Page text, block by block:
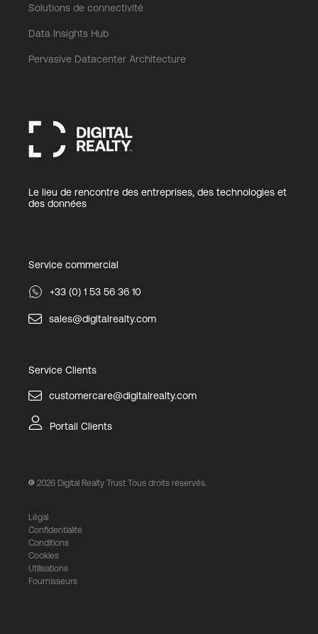
Solutions de connectivité
Data Insights Hub
Pervasive Datacenter Architecture
Le lieu de rencontre des entreprises, des technologies et
des données
Service commercial
+33 (0) 1 53 56 36 10
sales@digitalrealty.com
Service Clients
customercare@digitalrealty.com
Portail Clients
2026 Digital Realty Trust Tous droits réservés.
Légal
Confidentialité
Conditions
Cookies
Utilisations
Fournisseurs